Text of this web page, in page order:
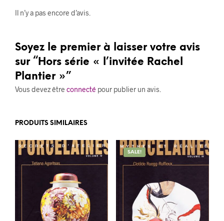
Il n’y a pas encore d’avis.
Soyez le premier à laisser votre avis
sur “Hors série « l’invitée Rachel
Plantier »”
Vous devez être connecté pour publier un avis.
PRODUITS SIMILAIRES
SALE!